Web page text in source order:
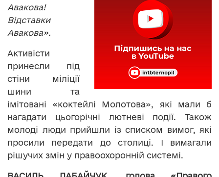
Авакова!
Відставки
Авакова».
Активісти
принесли під
стіни міліції
шини та
імітовані «коктейлі Молотова», які мали б
нагадати цьогорічні лютневі події. Також
молоді люди прийшли із списком вимог, які
просили передати до столиці. І вимагали
рішучих змін у правоохоронній системі.